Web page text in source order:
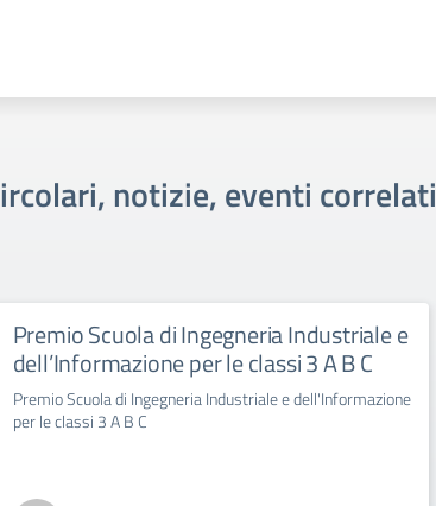
notizie, eventi correlati
Premio Scuola di Ingegneria Industriale e
dell’Informazione per le classi 3 A B C
Premio Scuola di Ingegneria Industriale e dell'Informazione
per le classi 3 A B C